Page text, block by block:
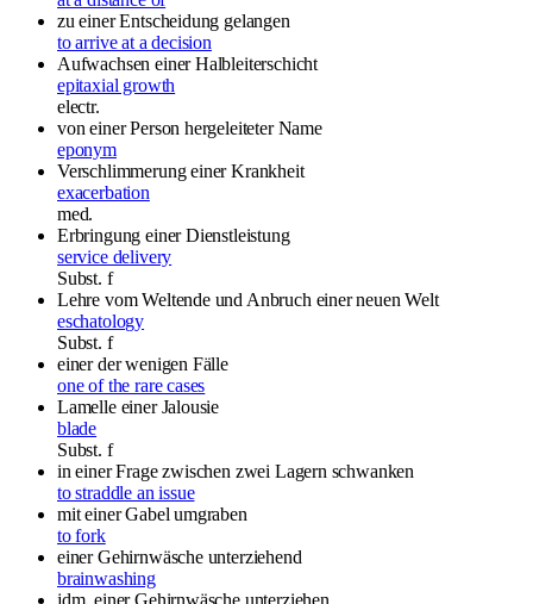
zu einer Entscheidung gelangen
to arrive at a decision
Aufwachsen einer Halbleiterschicht
epitaxial growth
electr.
von einer Person hergeleiteter Name
eponym
Verschlimmerung einer Krankheit
exacerbation
med.
Erbringung einer Dienstleistung
service delivery
Subst. f
Lehre vom Weltende und Anbruch einer neuen Welt
eschatology
Subst. f
einer der wenigen Fälle
one of the rare cases
Lamelle einer Jalousie
blade
Subst. f
in einer Frage zwischen zwei Lagern schwanken
to straddle an issue
mit einer Gabel umgraben
to fork
einer Gehirnwäsche unterziehend
brainwashing
jdm. einer Gehirnwäsche unterziehen